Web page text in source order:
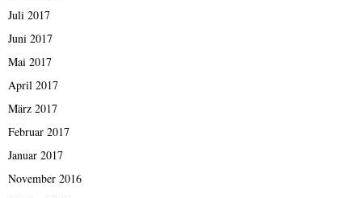
Juli 2017
Juni 2017
Mai 2017
April 2017
März 2017
Februar 2017
Januar 2017
November 2016